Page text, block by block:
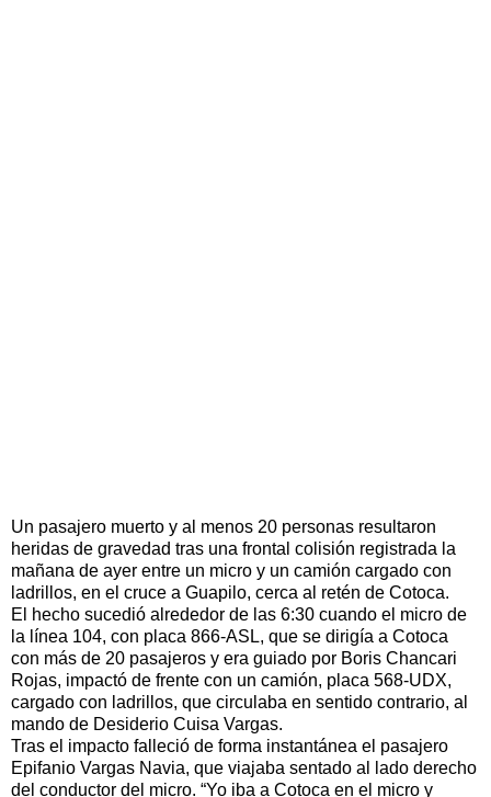
Un pasajero muerto y al menos 20 personas resultaron
heridas de gravedad tras una frontal colisión registrada la
mañana de ayer entre un micro y un camión cargado con
ladrillos, en el cruce a Guapilo, cerca al retén de Cotoca.
El hecho sucedió alrededor de las 6:30 cuando el micro de
la línea 104, con placa 866-ASL, que se dirigía a Cotoca
con más de 20 pasajeros y era guiado por Boris Chancari
Rojas, impactó de frente con un camión, placa 568-UDX,
cargado con ladrillos, que circulaba en sentido contrario, al
mando de Desiderio Cuisa Vargas.
Tras el impacto falleció de forma instantánea el pasajero
Epifanio Vargas Navia, que viajaba sentado al lado derecho
del conductor del micro. “Yo iba a Cotoca en el micro y